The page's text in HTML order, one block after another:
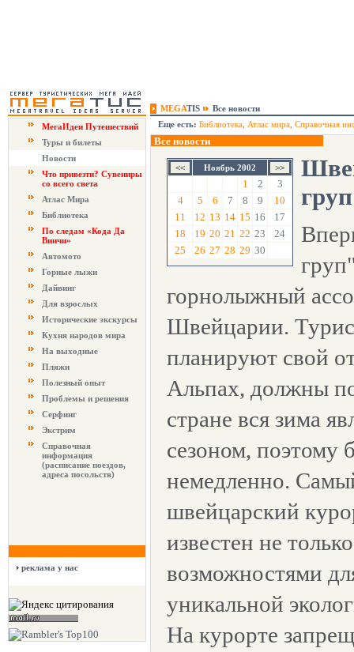
MEGATIS
Все новости
МегаИдеи Путешествий
Туры и билеты
Новости
Что привезти? Сувениры
со всего света
Атлас Мира
Библиотека
По следам «Кода Да
Винчи»
Автомото
Горные лыжи
Дайвинг
Для взрослых
Исторические экскурсы
Кухня народов мира
На выходные
Пляжи
Полезный опыт
Проблемы и решения
Серфинг
Экстрим
Справочная
информация
(расписание поездов,
адреса посольств)
реклама у нас
Еще есть: Библиотека Атлас мира Справочная
Все новости
Ноябрь 2002
1 2
3
4
5 6 7 8 9
10
11
12 13 14 15 16
17
18
19 20 21 22 23
24
25
26 27 28 29 30
горнолыжный
Швейцарии.
планируют свой
Альпах, должны
стране вся зима
сезоном, поэтому
немедленно.
швейцарский
известен не
возможностями
уникальной
На курорте